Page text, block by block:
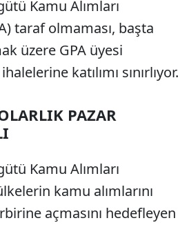
Kamu Alımları
taraf olmaması, başta
üzere GPA üyesi
katılımı sınırlıyor.
PAZAR
Kamu Alımları
kamu alımlarını
açmasını hedefleyen